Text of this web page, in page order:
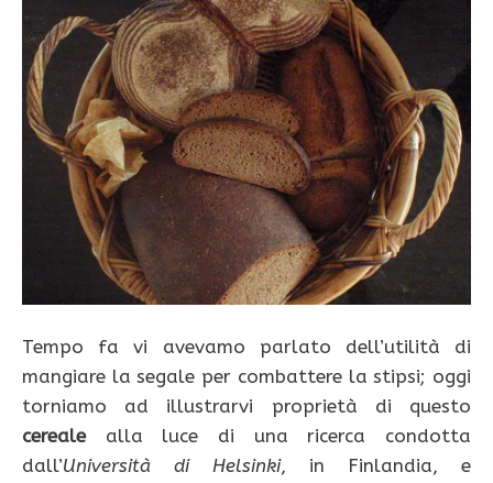
Tempo fa vi avevamo parlato dell’utilità di
mangiare la segale per combattere la stipsi; oggi
torniamo ad illustrarvi proprietà di questo
cerealealla luce di una ricerca condotta
dall’Università di Helsinki, in Finlandia, e